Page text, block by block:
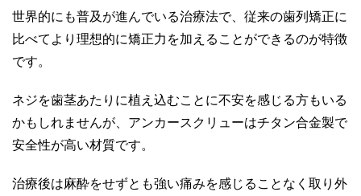
世界的にも普及が進んでいる治療法で、従来の歯列矯正に
比べてより理想的に矯正力を加えることができるのが特徴
です。
ネジを歯茎あたりに植え込むことに不安を感じる方もいる
かもしれませんが、アンカースクリューはチタン合金製で
安全性が高い材質です。
治療後は麻酔をせずとも強い痛みを感じることなく取り外